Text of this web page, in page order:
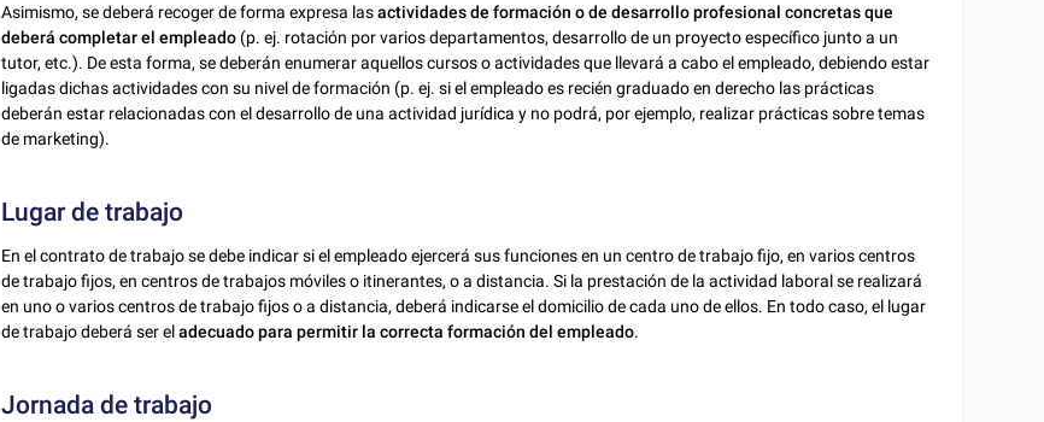
Asimismo, se deberá recoger de forma expresa lasactividades de formación o de desarrollo profesional concretas que
deberá completar el empleado (p. ej. rotación por varios departamentos, desarrollo de un proyecto específico junto a un
tutor, etc.). De esta forma, se deberán enumerar aquellos cursos o actividades que llevará a cabo el empleado, debiendo estar
ligadas dichas actividades con su nivel de formación (p. ej. si el empleado es recién graduado en derecho las prácticas
deberán estar relacionadas con el desarrollo de una actividad jurídica y no podrá, por ejemplo, realizar prácticas sobre temas
de marketing).
Lugar de trabajo
En el contrato de trabajo se debe indicar si el empleado ejercerá sus funciones en un centro de trabajo fijo, en varios centros
de trabajo fijos, en centros de trabajos móviles o itinerantes, o a distancia. Si la prestación de la actividad laboral se realizará
en uno o varios centros de trabajo fijos o a distancia, deberá indicarse el domicilio de cada uno de ellos. En todo caso, el lugar
de trabajo deberá ser eladecuado para permitir la correcta formación del empleado.
Jornada de trabajo